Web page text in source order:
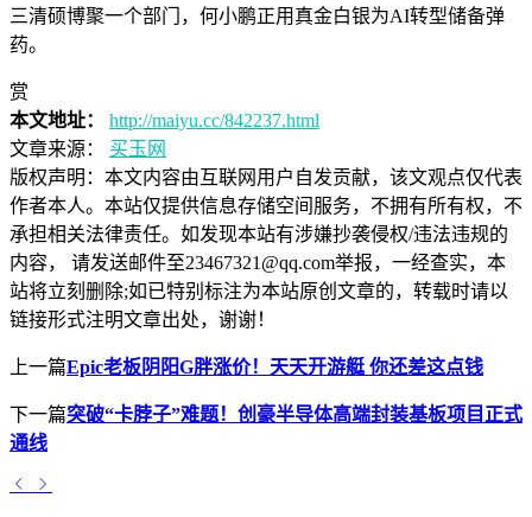
三清硕博聚一个部门，何小鹏正用真金白银为AI转型储备弹
药。
赏
本文地址：
http://maiyu.cc/842237.html
文章来源：
买玉网
版权声明： 本文内容由互联网用户自发贡献，该文观点仅代表
作者本人。本站仅提供信息存储空间服务，不拥有所有权，不
承担相关法律责任。如发现本站有涉嫌抄袭侵权/违法违规的
内容， 请发送邮件至23467321@qq.com举报，一经查实，本
站将立刻删除;如已特别标注为本站原创文章的，转载时请以
链接形式注明文章出处，谢谢！
上一篇Epic老板阴阳G胖涨价！天天开游艇 你还差这点钱
下一篇突破“卡脖子”难题！创豪半导体高端封装基板项目正式
通线